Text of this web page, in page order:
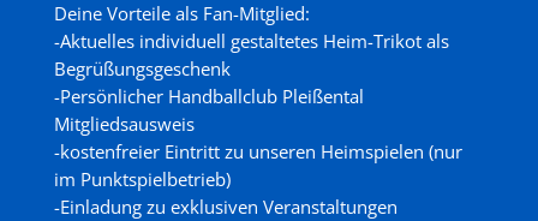
Deine Vorteile als Fan-Mitglied:
-Aktuelles individuell gestaltetes Heim-Trikot als
Begrüßungsgeschenk
-Persönlicher Handballclub Pleißental
Mitgliedsausweis
-kostenfreier Eintritt zu unseren Heimspielen (nur
im Punktspielbetrieb)
-Einladung zu exklusiven Veranstaltungen